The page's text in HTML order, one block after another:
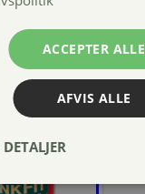
ACCEPTER ALLE
AFVIS ALLE